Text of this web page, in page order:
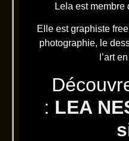
Lela est membre
Elle est graphiste
photographie, le
l’art
: LEA